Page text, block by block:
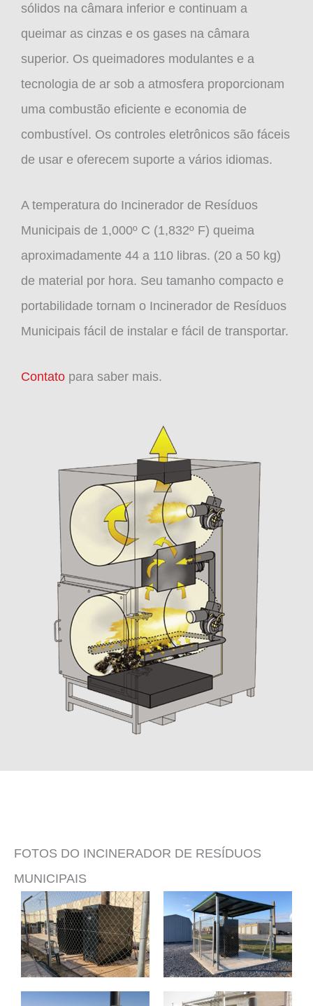
sólidos na câmara inferior e continuam a
queimar as cinzas e os gases na câmara
superior. Os queimadores modulantes e a
tecnologia de ar sob a atmosfera proporcionam
uma combustão eficiente e economia de
combustível. Os controles eletrônicos são fáceis
de usar e oferecem suporte a vários idiomas.
A temperatura do Incinerador de Resíduos
Municipais de 1,000º C (1,832º F) queima
aproximadamente 44 a 110 libras. (20 a 50 kg)
de material por hora. Seu tamanho compacto e
portabilidade tornam o Incinerador de Resíduos
Municipais fácil de instalar e fácil de transportar.
Contato para saber mais.
FOTOS DO INCINERADOR DE RESÍDUOS
MUNICIPAIS